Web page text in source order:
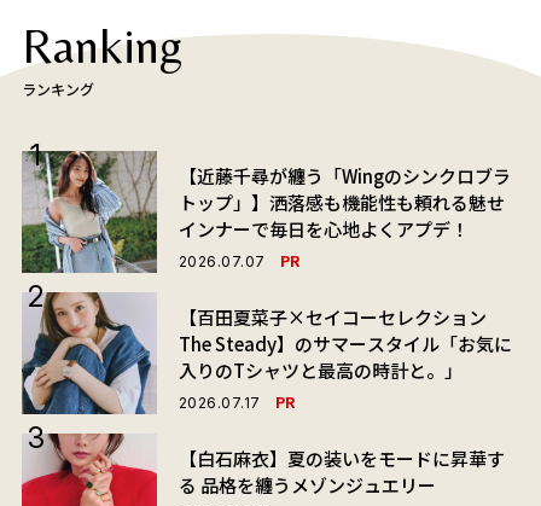
Ranking
ランキング
【近藤千尋が纏う「Wingのシンクロブラ
トップ」】洒落感も機能性も頼れる魅せ
インナーで毎日を心地よくアプデ！
2026.07.07 PR
【百田夏菜子×セイコーセレクション
The Steady】のサマースタイル「お気に
入りのTシャツと最高の時計と。」
2026.07.17 PR
【白石麻衣】夏の装いをモードに昇華す
る 品格を纏うメゾンジュエリー